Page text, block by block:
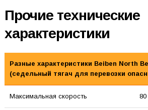
Прочие технические
характеристики
Разные характеристики Beiben North
(седельный тягач для перевозки
Максимальная скорость 80